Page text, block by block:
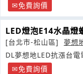
免費詢價
LED燈泡E14水晶燈
[台北市-松山區]
夢想
DL夢想地LED抗漲台
免費詢價